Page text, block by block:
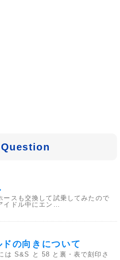
スも交換して試乗してみたので
イドル中にエン…
の向きについて
は S&S と 58 と裏・表で刻印さ